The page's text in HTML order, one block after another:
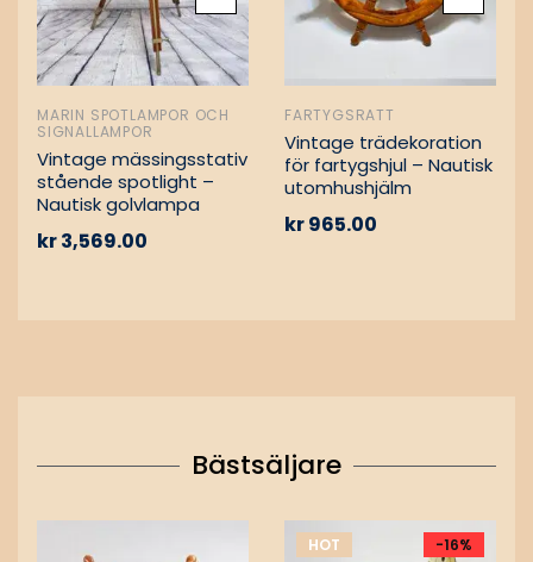
MARIN SPOTLAMPOR OCH
SIGNALLAMPOR
Vintage mässingsstativ
stående spotlight –
Nautisk golvlampa
kr3,569.00
FARTYGSRATT
Vintage trädekoration
för fartygshjul – Nautisk
utomhushjälm
kr965.00
Bästsäljare
HOT -16%